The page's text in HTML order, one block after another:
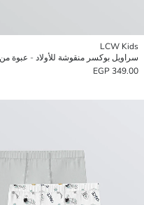
LCW Kids
349.00 EGP